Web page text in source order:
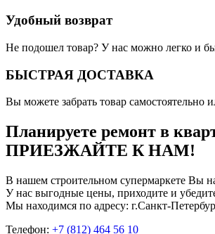
Удобный возврат
Не подошел товар? У нас можно легко и
БЫСТРАЯ ДОСТАВКА
Вы можете забрать товар самостоятельно
Планируете ремонт в
ПРИЕЗЖАЙТЕ К НАМ!
В нашем строительном супермаркете Вы
У нас выгодные цены, приходите и
Мы находимся по адресу: г.Санкт-
Телефон: +7 (812) 464 56 10